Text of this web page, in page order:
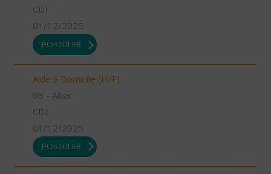
CDI
01/12/2025
POSTULER
Aide à Domicile (H/F)
03 - Allier
CDI
01/12/2025
POSTULER